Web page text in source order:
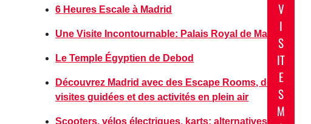
V
I
S
IT
E
S
M
6 Heures Escale à Madrid
Une Visite Incontournable: Palais Royal de Madrid
Le Temple Égyptien de Debod
Découvrez Madrid avec des Escape Rooms, des
visites guidées et des activités en plein air
Scooters, vélos électriques, karts: alternatives de